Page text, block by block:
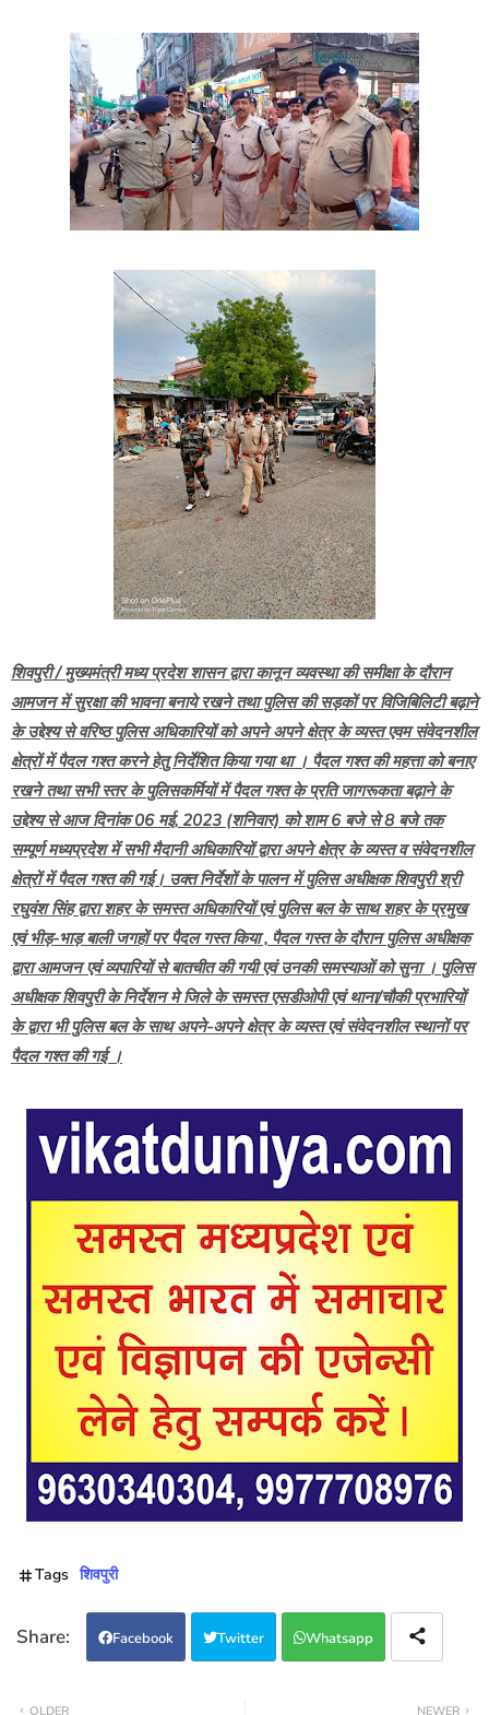
शिवपुरी / मुख्यमंत्री मध्य प्रदेश शासन द्वारा कानून व्यवस्था की समीक्षा के दौरान
आमजन में सुरक्षा की भावना बनाये रखने तथा पुलिस की सड़कों पर विजिबिलिटी बढ़ाने
के उद्देश्य से वरिष्ठ पुलिस अधिकारियों को अपने अपने क्षेत्र के व्यस्त एवम संवेदनशील
क्षेत्रों में पैदल गश्त करने हेतु निर्देशित किया गया था । पैदल गश्त की महत्ता को बनाए
रखने तथा सभी स्तर के पुलिसकर्मियों में पैदल गश्त के प्रति जागरूकता बढ़ाने के
उद्देश्य से आज दिनांक 06 मई, 2023 (शनिवार) को शाम 6 बजे से 8 बजे तक
सम्पूर्ण मध्यप्रदेश में सभी मैदानी अधिकारियों द्वारा अपने क्षेत्र के व्यस्त व संवेदनशील
क्षेत्रों में पैदल गश्त की गई। उक्त निर्देशों के पालन में पुलिस अधीक्षक शिवपुरी श्री
रघुवंश सिंह द्वारा शहर के समस्त अधिकारियों एवं पुलिस बल के साथ शहर के प्रमुख
एवं भीड़-भाड़ बाली जगहों पर पैदल गस्त किया , पैदल गस्त के दौरान पुलिस अधीक्षक
द्वारा आमजन एवं व्यपारियों से बातचीत की गयी एवं उनकी समस्याओं को सुना । पुलिस
अधीक्षक शिवपुरी के निर्देशन मे जिले के समस्त एसडीओपी एवं थाना/चौकी प्रभारियों
के द्वारा भी पुलिस बल के साथ अपने-अपने क्षेत्र के व्यस्त एवं संवेदनशील स्थानों पर
पैदल गश्त की गई ।
Tags शिवपुरी
Facebook Twitter Whatsapp
NEWER
OLDER